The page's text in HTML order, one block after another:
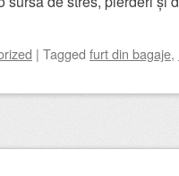
| Tagged furt din bagaje,